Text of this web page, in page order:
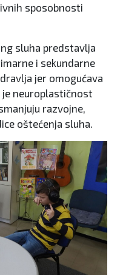
sposobnosti
sluha predstavlja
i sekundarne
jer omogućava
je neuroplastičnost
razvojne,
oštećenja sluha.